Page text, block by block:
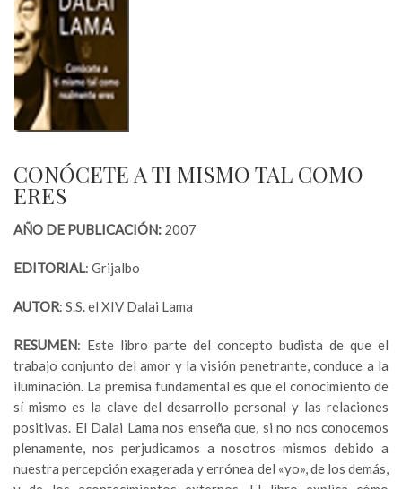
CONÓCETE A TI MISMO TAL COMO
ERES
AÑO DE PUBLICACIÓN: 2007
EDITORIAL: Grijalbo
AUTOR: S.S. el XIV Dalai Lama
RESUMEN: Este libro parte del concepto budista de que el
trabajo conjunto del amor y la visión penetrante, conduce a la
iluminación. La premisa fundamental es que el conocimiento de
sí mismo es la clave del desarrollo personal y las relaciones
positivas. El Dalai Lama nos enseña que, si no nos conocemos
plenamente, nos perjudicamos a nosotros mismos debido a
nuestra percepción exagerada y errónea del «yo», de los demás,